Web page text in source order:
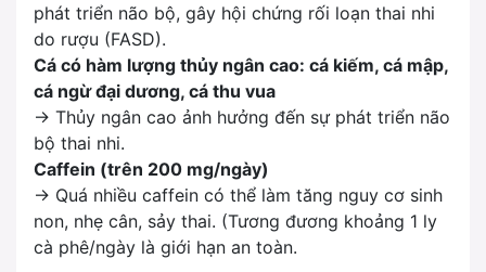
phát triển não bộ, gây hội chứng rối loạn thai nhi
do rượu (FASD).
Cá có hàm lượng thủy ngân cao: cá kiếm, cá mập,
cá ngừ đại dương, cá thu vua
→ Thủy ngân cao ảnh hưởng đến sự phát triển não
bộ thai nhi.
Caffein (trên 200 mg/ngày)
→ Quá nhiều caffein có thể làm tăng nguy cơ sinh
non, nhẹ cân, sảy thai. (Tương đương khoảng 1 ly
cà phê/ngày là giới hạn an toàn.